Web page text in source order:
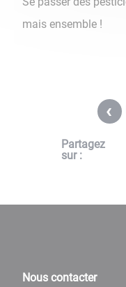
mais ensemble !
Partagez
sur :
Nous contacter